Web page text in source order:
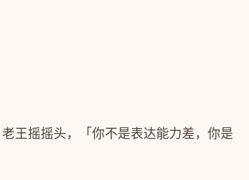
王摇摇头，「你不是表达能力差，你是